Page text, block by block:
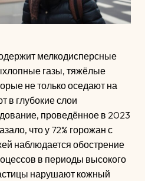
мелкодисперсные
газы, тяжёлые
не только оседают на
в глубокие слои
проведённое в 2023
что у 72% горожан с
наблюдается обострение
в периоды высокого
нарушают кожный